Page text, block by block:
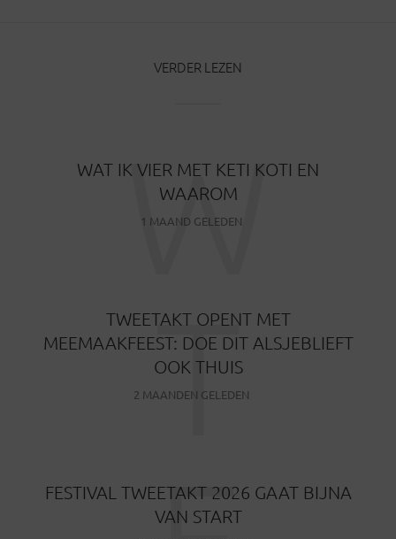
VERDER LEZEN
WAT IK VIER MET KETI KOTI EN
WAAROM
1 MAAND GELEDEN
W
TWEETAKT OPENT MET
MEEMAAKFEEST: DOE DIT ALSJEBLIEFT
OOK THUIS
2 MAANDEN GELEDEN
T
FESTIVAL TWEETAKT 2026 GAAT BIJNA
VAN START